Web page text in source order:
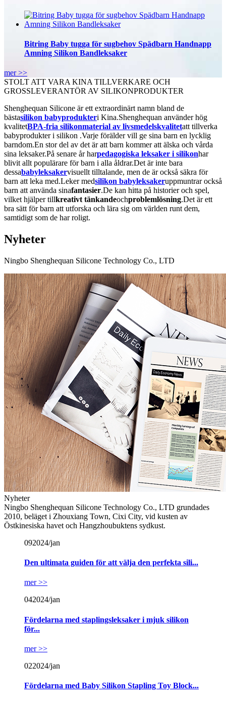
Bitring Baby tugga för sugbehov Spädbarn Handnapp
Amning Silikon Bandleksaker
mer >>
STOLT ATT VARA KINA TILLVERKARE OCH
GROSSLEVERANTÖR AV SILIKONPRODUKTER
Shenghequan Silicone är ett extraordinärt namn bland de
bästasilikon babyprodukteri Kina.Shenghequan använder hög
kvalitetBPA-fria silikonmaterial av livsmedelskvalitetatt tillverka
babyprodukter i silikon .Varje förälder vill ge sina barn en lycklig
barndom.En stor del av det är att barn kommer att älska och vårda
sina leksaker.På senare år harpedagogiska leksaker i silikonhar
blivit allt populärare för barn i alla åldrar.Det är inte bara
dessababyleksakervisuellt tilltalande, men de är också säkra för
barn att leka med.Leker medsilikon babyleksakeruppmuntrar också
barn att använda sinafantasier.De kan hitta på historier och spel,
vilket hjälper tillkreativt tänkandeochproblemlösning.Det är ett
bra sätt för barn att utforska och lära sig om världen runt dem,
samtidigt som de har roligt.
Nyheter
Ningbo Shenghequan Silicone Technology Co., LTD
Nyheter
Ningbo Shenghequan Silicone Technology Co., LTD grundades
2010, beläget i Zhouxiang Town, Cixi City, vid kusten av
Östkinesiska havet och Hangzhoubuktens sydkust.
092024/jan
Den ultimata guiden för att välja den perfekta sili...
mer >>
042024/jan
Fördelarna med staplingsleksaker i mjuk silikon
för...
mer >>
022024/jan
Fördelarna med Baby Silikon Stapling Toy Block...